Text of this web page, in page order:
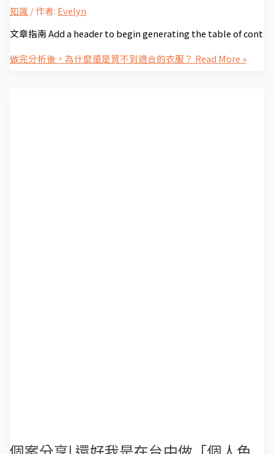
知識 / 作者: Evelyn
文章指南 Add a header to begin generating the table of cont
做完分析後，為什麼還是買不到適合的衣服？ Read More »